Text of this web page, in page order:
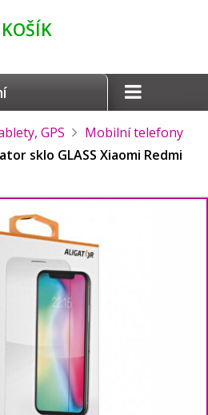
GPS
Mobilní telefony
sklo GLASS Xiaomi Redmi